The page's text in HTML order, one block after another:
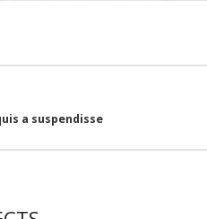
a suspendisse